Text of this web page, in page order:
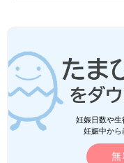
妊娠日数や
妊娠中から